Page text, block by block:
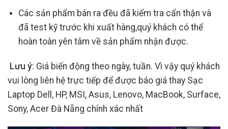
Các sản phẩm bán ra đều đã kiểm tra cẩn thận và
đã test kỹ trước khi xuất hàng,quý khách có thể
hoàn toàn yên tâm về sản phẩm nhận được.
Lưu ý: Giá biến động theo ngày, tuần. Vì vậy quý khách
vui lòng liên hệ trực tiếp để được báo giá thay Sạc
Laptop Dell, HP, MSI, Asus, Lenovo, MacBook, Surface,
Sony, Acer Đà Nẵng chính xác nhất